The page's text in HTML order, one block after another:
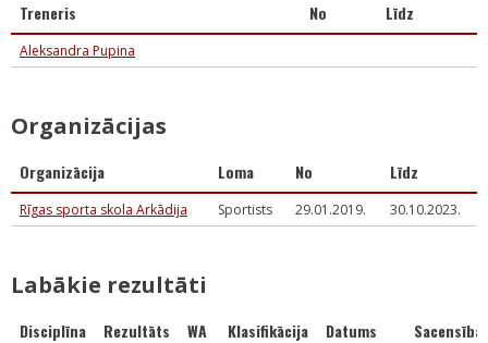
Treneris No Līdz
Aleksandra Pupina
Organizācijas
Organizācija Loma No Līdz
Rīgas sporta skola Arkādija Sportists 29.01.2019. 30.10.2023.
Labākie rezultāti
Disciplīna Rezultāts WA Klasifikācija Datums